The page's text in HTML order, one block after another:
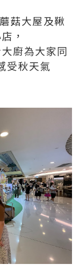
菇大屋及鞦
，
廚為大家同
受秋天氣